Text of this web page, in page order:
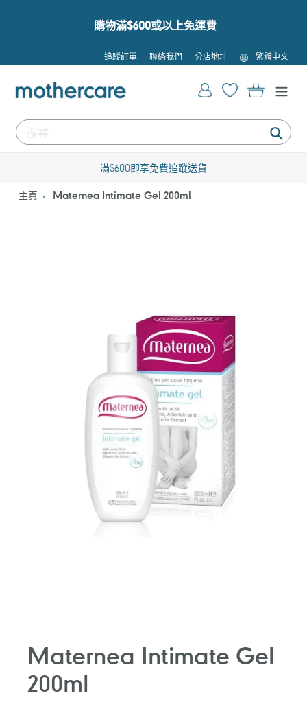
購物滿$600或以上免運費
追蹤訂單 聯絡我們 分店地址
語
言
繁體中文
提
登入 購物車
滿$600即享免費追蹤送貨
主頁 Maternea Intimate Gel 200ml
Maternea Intimate Gel
200ml